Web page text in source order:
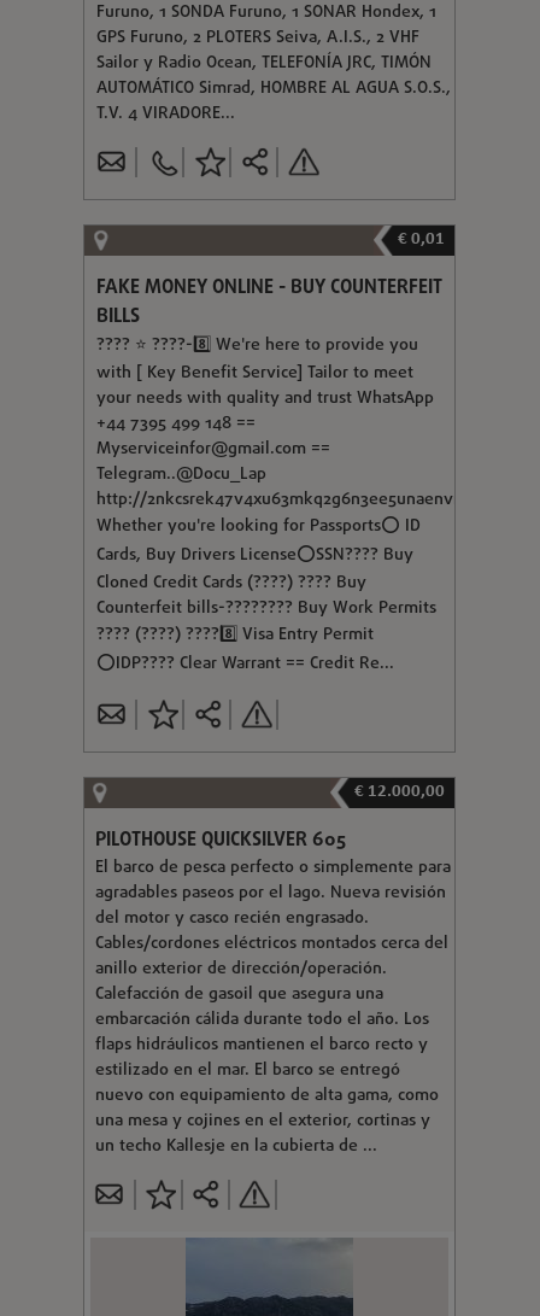
Furuno, 1 SONDA Furuno, 1 SONAR Hondex, 1
GPS Furuno, 2 PLOTERS Seiva, A.I.S., 2 VHF
Sailor y Radio Ocean, TELEFONÍA JRC, TIMÓN
AUTOMÁTICO Simrad, HOMBRE AL AGUA S.O.S.,
T.V. 4 VIRADORE...
€ 0,01
FAKE MONEY ONLINE - BUY COUNTERFEIT
BILLS
???? ⭐ ????-8️⃣ We're here to provide you
with [ Key Benefit Service] Tailor to meet
your needs with quality and trust WhatsApp
+44 7395 499 148 ==
Myserviceinfor@gmail.com ==
Telegram..@Docu_Lap
http://
Whether you're looking for Passports⭕ ID
Cards, Buy Drivers License⭕SSN???? Buy
Cloned Credit Cards (????) ???? Buy
Counterfeit bills-???????? Buy Work Permits
???? (????) ????8️⃣ Visa Entry Permit
⭕IDP???? Clear Warrant == Credit Re...
€ 12.000,00
PILOTHOUSE QUICKSILVER 605
El barco de pesca perfecto o simplemente para
agradables paseos por el lago. Nueva revisión
del motor y casco recién engrasado.
Cables/cordones eléctricos montados cerca del
anillo exterior de dirección/operación.
Calefacción de gasoil que asegura una
embarcación cálida durante todo el año. Los
flaps hidráulicos mantienen el barco recto y
estilizado en el mar. El barco se entregó
nuevo con equipamiento de alta gama, como
una mesa y cojines en el exterior, cortinas y
un techo Kallesje en la cubierta de ...